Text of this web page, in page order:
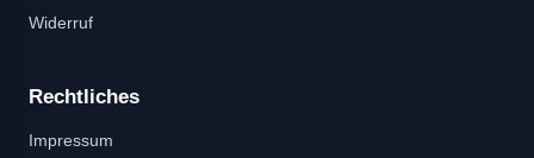
Widerruf
Rechtliches
Impressum